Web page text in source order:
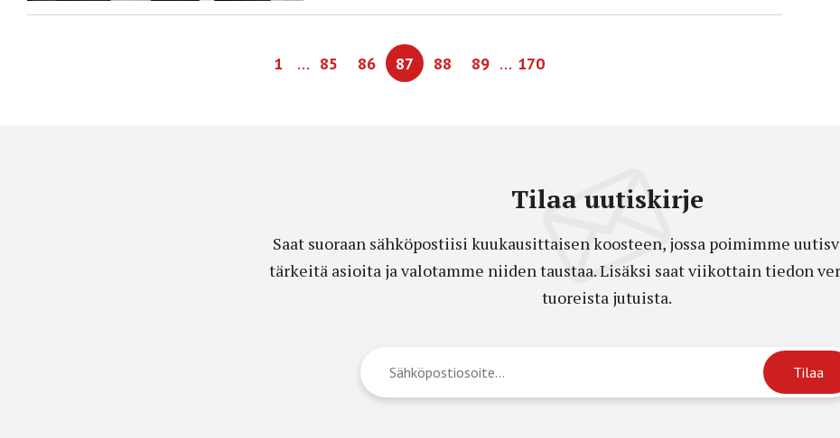
1 … 85 86 87 88 89 … 170
Tilaa uutiskirje
Saat suoraan sähköpostiisi kuukausittaisen koosteen, jossa poimimme
tärkeitä asioita ja valotamme niiden taustaa. Lisäksi saat viikottain tiedon
tuoreista jutuista.